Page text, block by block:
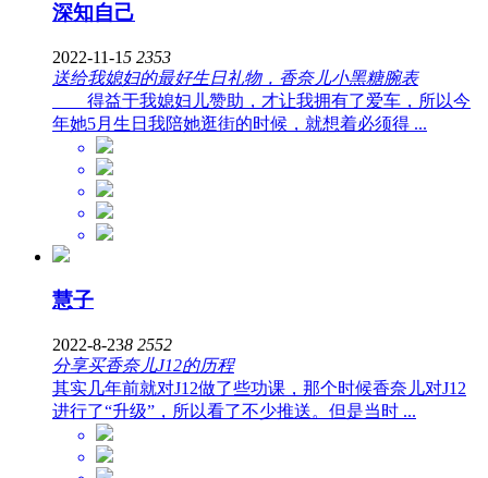
深知自己
2022-11-15 2353
送给我媳妇的最好生日礼物，香奈儿小黑糖腕表
得益于我媳妇儿赞助，才让我拥有了爱车，所以今
年她5月生日我陪她逛街的时候，就想着必须得 ...
慧子
2022-8-238 2552
分享买香奈儿J12的历程
其实几年前就对J12做了些功课，那个时候香奈儿对J12
进行了“升级”，所以看了不少推送。但是当时 ...